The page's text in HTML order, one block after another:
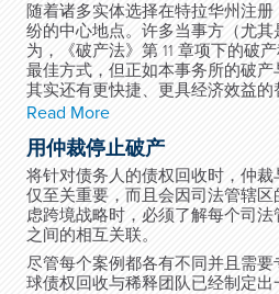
随着诸多实体选择在特拉华州注册
纷的中心地点。许多当事方（尤
为，《破产法》第 11 章项下的破
最佳方式，但正如本事务所的破产
其实还有更快捷、更具经济效益的
Read More
用仲裁停止破产
将针对债务人的债权回收时，仲
仅至关重要，而且会因司法管辖
虑跨境战略时，必须了解每个司
之间的相互关联。
尽管每个案例都各有不同并且需
球债权回收与稀释团队已经制定